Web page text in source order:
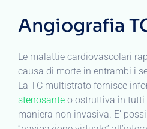
Angiografia
Le malattie cardiovascolari
causa di morte in entrambi i
La TC multistrato fornisce
stenosante o ostruttiva in
maniera non invasiva. E’